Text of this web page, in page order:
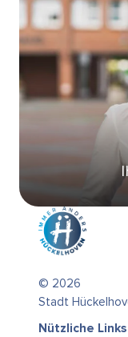
© 2026
Stadt
Nützliche Links